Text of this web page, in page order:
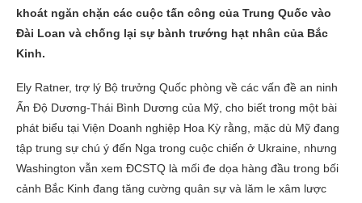
khoát ngăn chặn các cuộc tấn công của Trung Quốc vào
Đài Loan và chống lại sự bành trướng hạt nhân của Bắc
Kinh.
Ely Ratner, trợ lý Bộ trưởng Quốc phòng về các vấn đề an ninh
Ấn Độ Dương-Thái Bình Dương của Mỹ, cho biết trong một bài
phát biểu tại Viện Doanh nghiệp Hoa Kỳ rằng, mặc dù Mỹ đang
tập trung sự chú ý đến Nga trong cuộc chiến ở Ukraine, nhưng
Washington vẫn xem ĐCSTQ là mối đe dọa hàng đầu trong bối
cảnh Bắc Kinh đang tăng cường quân sự và lăm le xâm lược